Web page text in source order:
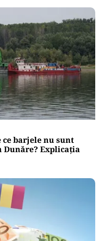
ce barjele nu sunt
Dunăre? Explicația